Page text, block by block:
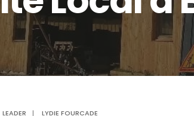
LEADER | LYDIE FOURCADE